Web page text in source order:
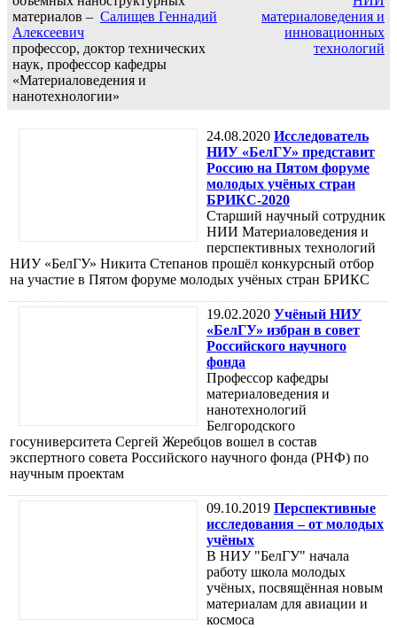
материалов – Салищев Геннадий
Алексеевич
профессор, доктор технических
наук, профессор кафедры
«Материаловедения и
нанотехнологии»
материаловедения и
инновационных
технологий
24.08.2020 Исследователь
НИУ «БелГУ» представит
Россию на Пятом форуме
молодых учёных стран
БРИКС-2020
Старший научный сотрудник
НИИ Материаловедения и
перспективных технологий
НИУ «БелГУ» Никита Степанов прошёл конкурсный отбор
на участие в Пятом форуме молодых учёных стран БРИКС
19.02.2020 Учёный НИУ
«БелГУ» избран в совет
Российского научного
фонда
Профессор кафедры
материаловедения и
нанотехнологий
Белгородского
госуниверситета Сергей Жеребцов вошел в состав
экспертного совета Российского научного фонда (РНФ) по
научным проектам
09.10.2019 Перспективные
исследования – от молодых
учёных
В НИУ "БелГУ" начала
работу школа молодых
учёных, посвящённая новым
материалам для авиации и
космоса